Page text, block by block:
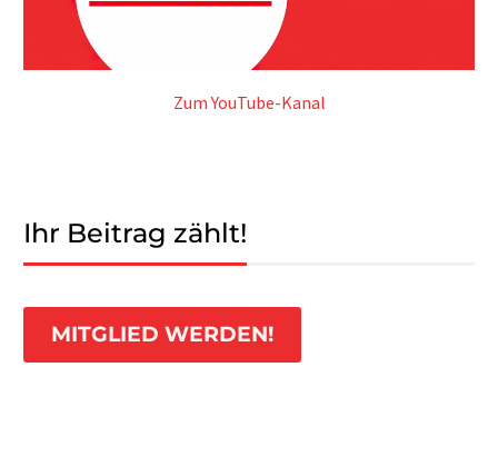
Zum YouTube-Kanal
Ihr Beitrag zählt!
MITGLIED WERDEN!